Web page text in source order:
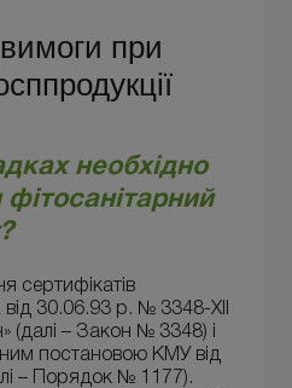
вимоги при
необхідно
сертифікатів
30.06.93 р. № 3348-XII
(далі – Закон № 3348) і
постановою КМУ від
– Порядок № 1177).